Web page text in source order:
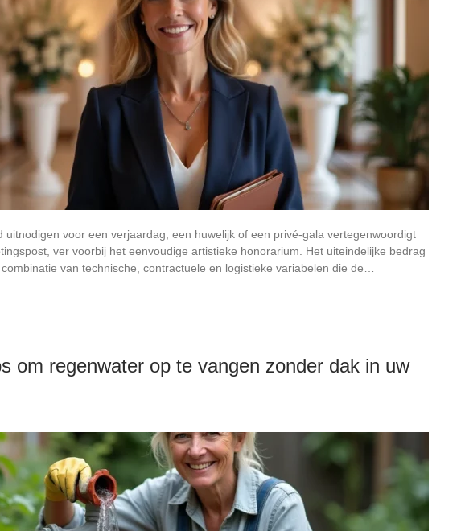
uitnodigen voor een verjaardag, een huwelijk of een privé-gala vertegenwoordigt
ver voorbij het eenvoudige artistieke honorarium. Het uiteindelijke bedrag
van technische, contractuele en logistieke variabelen die de…
om regenwater op te vangen zonder dak in uw